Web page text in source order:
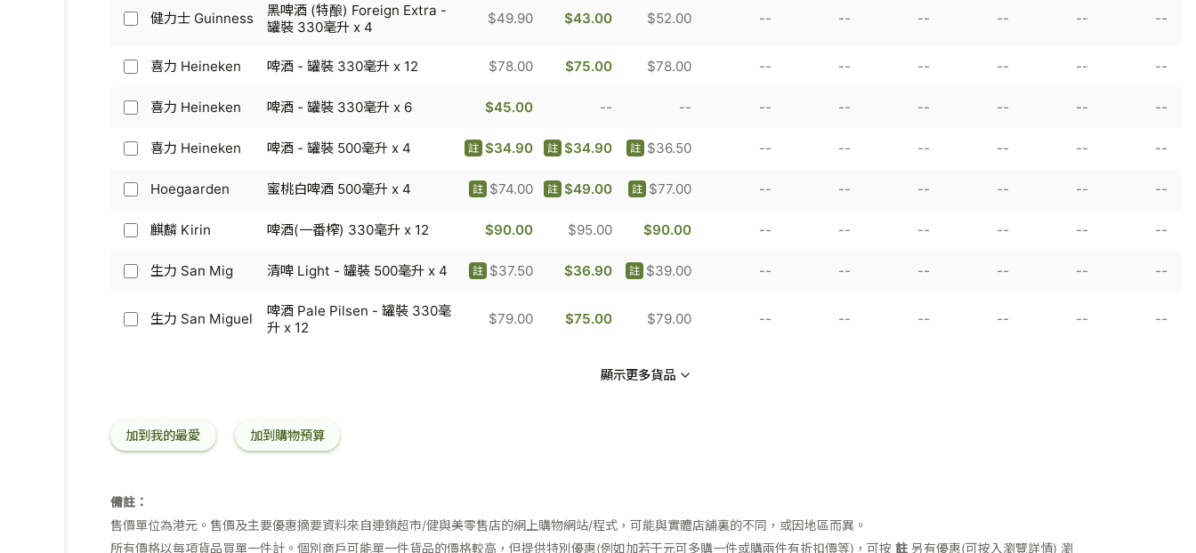
12
升
毫
x
12
罐
裝
毫
x
4
啤
罐
330
升
x
伯
Carlsberg
啤
酒
罐
500
升
x
健
士
Guinness
黑
酒
(特
Foreign
-
裝
330
升
x
健力士 Guinness
黑啤酒 (特酿) Foreign Extra -
罐裝 330毫升 x 4
$49.90 $43.00 $52.00 -- -- -- -- -- --
喜
Heineken
啤
酒
罐
330
毫
x
喜力 Heineken 啤酒 - 罐裝 330毫升 x 12 $78.00 $75.00 $78.00 -- -- -- -- -- --
喜
Heineken
啤
酒
罐
330
毫
x
喜力 Heineken 啤酒 - 罐裝 330毫升 x 6 $45.00 -- -- -- -- -- -- -- --
喜
Heineken
啤
酒
罐
毫
喜力 Heineken 啤酒 - 罐裝 500毫升 x 4 $34.90
註 $34.90
註 $36.50
註 -- -- -- -- -- --
Hoegaarden
蜜
白
啤
500
毫
Hoegaarden 蜜桃白啤酒 500毫升 x 4 $74.00
註 $49.00
註 $77.00
註 -- -- -- -- -- --
麒
Kirin
酒
x
12
麒麟 Kirin 啤酒(一番榨) 330毫升 x 12 $90.00 $95.00 $90.00 -- -- -- -- -- --
生
San
Mig
罐
裝
升
4
生力 San Mig 清啤 Light - 罐裝 500毫升 x 4 $37.50
註 $36.90 $39.00
註 -- -- -- -- -- --
生
酒
Pale
罐
裝
330
毫
生力 San Miguel
啤酒 Pale Pilsen - 罐裝 330毫
升 x 12
$79.00 $75.00 $79.00 -- -- -- -- -- --
顯示更多貨品
加到我的最愛 加到購物預算
備註：
售價單位為港元。售價及主要優惠摘要資料來自連鎖超市/健與美零售店的網上購物網站/程式，可能與實體店舖裏的不同，或因地區而異。
所有價格以每項貨品買單一件計。個別商戶可能單一件貨品的價格較高，但提供特別優惠(例如加若干元可多購一件或購兩件有折扣價等)，可按 註 另有優惠(可按入瀏覽詳情) 瀏